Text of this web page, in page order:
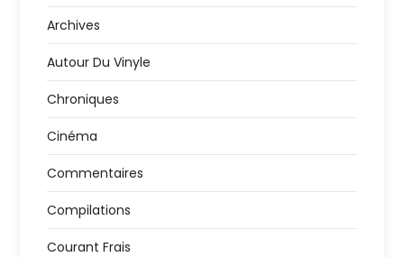
Archives
Autour Du Vinyle
Chroniques
Cinéma
Commentaires
Compilations
Courant Frais